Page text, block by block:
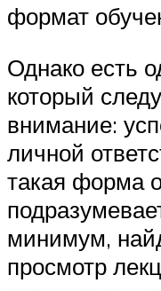
формат
Однако есть
который
внимание:
личной
такая форма
минимум,
просмотр